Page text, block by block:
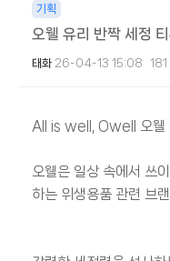
기획
오웰 유리 반짝 세정
태화 26-04-13 15:08 181
All is well, Owell 오웰
오웰은 일상 속에서 쓰
하는 위생용품 관련 브